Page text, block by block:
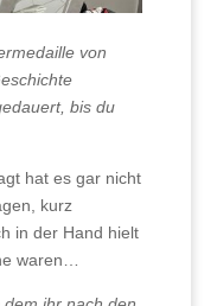
von
bis du
hat es gar nicht
kurz
in der Hand hielt
waren…